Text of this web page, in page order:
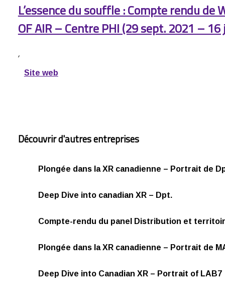
L’essence du souffle : Compte rendu de
OF AIR – Centre PHI (29 sept. 2021 – 16
,
Site web
Découvrir d'autres entreprises
Plongée dans la XR canadienne – Portrait de
Deep Dive into canadian XR – Dpt.
Compte-rendu du panel Distribution et
Plongée dans la XR canadienne – Portrait de
Deep Dive into Canadian XR – Portrait of LAB7